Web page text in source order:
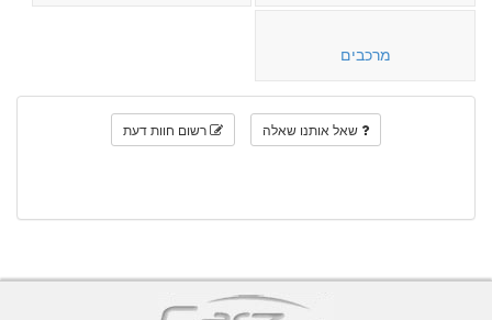
מרכבים
שאל אותנו שאלה רשום חוות דעת